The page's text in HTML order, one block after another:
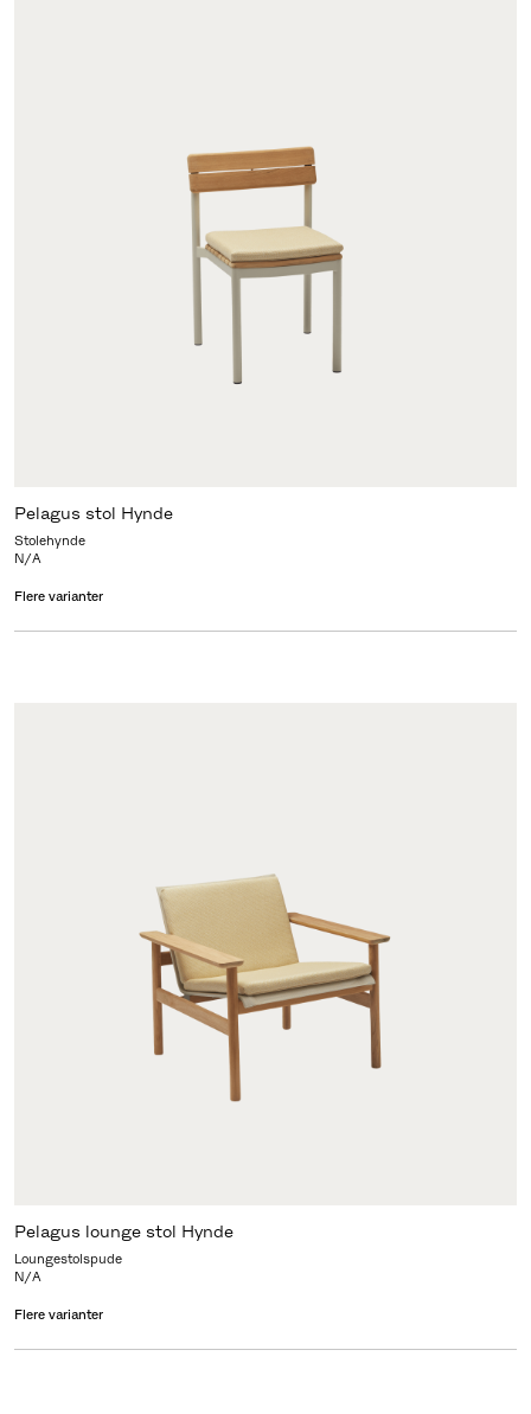
Pelagus stol Hynde
Stolehynde
N/A
Flere varianter
Pelagus lounge stol Hynde
Loungestolspude
N/A
Flere varianter